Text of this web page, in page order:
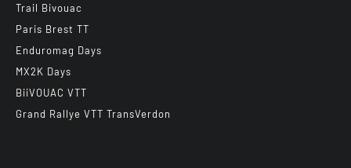
Trail Bivouac
Paris Brest TT
Enduromag Days
MX2K Days
BiiVOUAC VTT
Grand Rallye VTT TransVerdon